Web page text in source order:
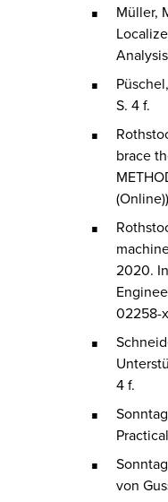
Müller,
S. 4 f.
brace
2020. In
02258-
4 f.
von